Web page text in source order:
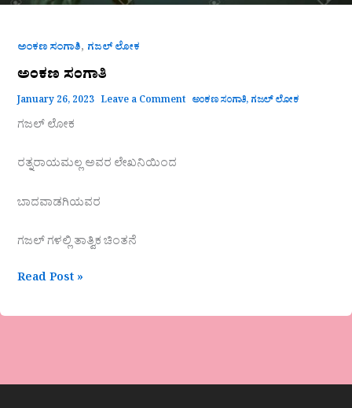
ಅಂಕಣ ಸಂಗಾತಿ, ಗಜಲ್ ಲೋಕ
ಅಂಕಣ ಸಂಗಾತಿ
January 26, 2023 Leave a Comment ಅಂಕಣ ಸಂಗಾತಿ, ಗಜಲ್ ಲೋಕ
ಗಜಲ್ ಲೋಕ
ರತ್ನರಾಯಮಲ್ಲ ಅವರ ಲೇಖನಿಯಿಂದ
ಬಾದವಾಡಗಿಯವರ
ಗಜಲ್ ಗಳಲ್ಲಿ ತಾತ್ವಿಕ ಚಿಂತನೆ
Read Post »